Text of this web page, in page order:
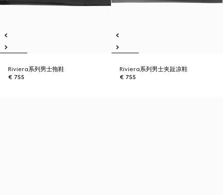
Riviera系列男士拖鞋
€ 755
Riviera系列男士夹趾凉鞋
€ 755